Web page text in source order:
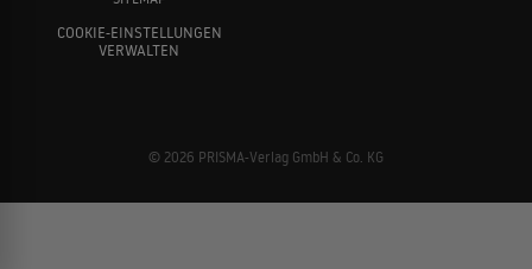
COOKIE-EINSTELLUNGEN
VERWALTEN
© 2026 PRISMA-Verlag GmbH & Co. KG